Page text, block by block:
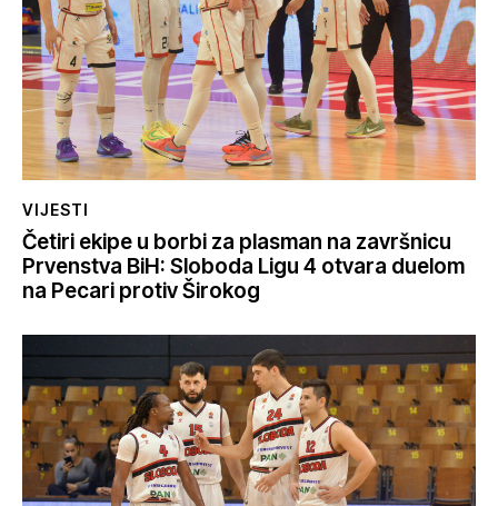
VIJESTI
Četiri ekipe u borbi za plasman na završnicu
Prvenstva BiH: Sloboda Ligu 4 otvara duelom
na Pecari protiv Širokog